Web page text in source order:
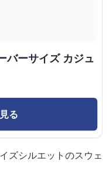
バーサイズ カジュ
る
ズシルエットのスウェ